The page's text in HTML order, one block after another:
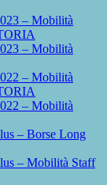
– Mobilità
– Mobilità
– Mobilità
– Mobilità
– Borse Long
– Mobilità Staff